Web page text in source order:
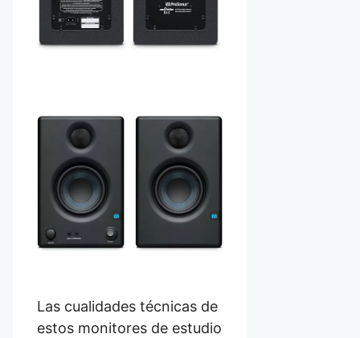
Las cualidades técnicas de
estos monitores de estudio